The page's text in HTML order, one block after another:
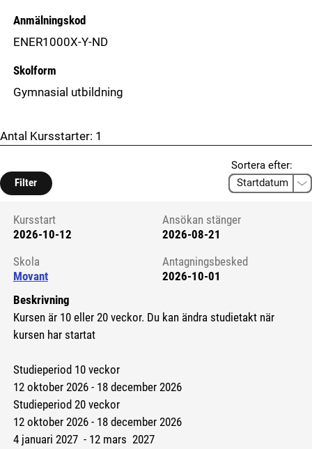
Anmälningskod
ENER1000X-Y-ND
Skolform
Gymnasial utbildning
Antal Kursstarter: 1
Filter
Sortera efter:
Kursstart 6295513
Kursstart
2026-10-12
Ansökan stänger
2026-08-21
Skola
Movant
Antagningsbesked
2026-10-01
Beskrivning
Kursen är 10 eller 20 veckor. Du kan ändra studietakt när
kursen har startat
Studieperiod 10 veckor
12 oktober 2026 - 18 december 2026
Studieperiod 20 veckor
12 oktober 2026 - 18 december 2026
4 januari 2027 - 12 mars 2027